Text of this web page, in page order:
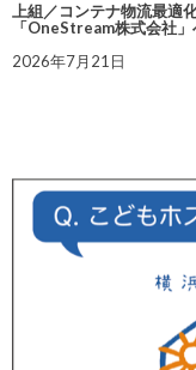
上組／コンテナ物流最適
「OneStream株式会社
2026年7月21日